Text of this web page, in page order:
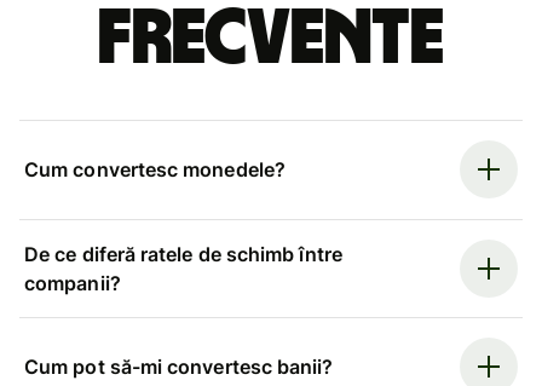
frecvente
Cum convertesc monedele?
De ce diferă ratele de schimb între
companii?
Cum pot să-mi convertesc banii?